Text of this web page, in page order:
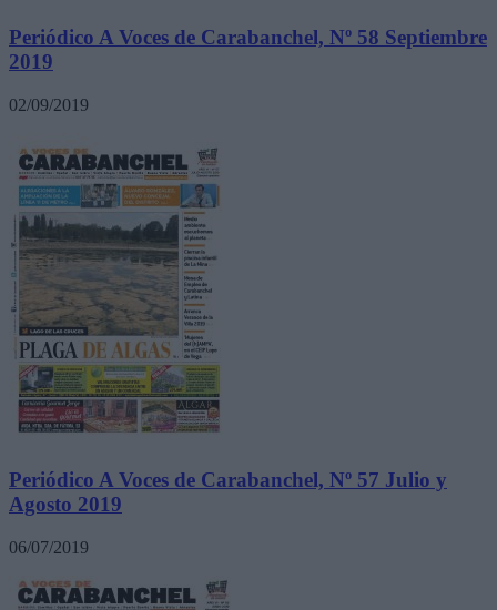
Periódico A Voces de Carabanchel, Nº 58 Septiembre
2019
02/09/2019
Periódico A Voces de Carabanchel, Nº 57 Julio y
Agosto 2019
06/07/2019